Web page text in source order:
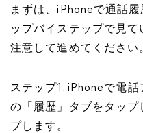
まずは、iPhoneで通話
ップバイステップで見
注意して進めてください
ステップ1. iPhoneで電
の「履歴」タブをタップ
プします。